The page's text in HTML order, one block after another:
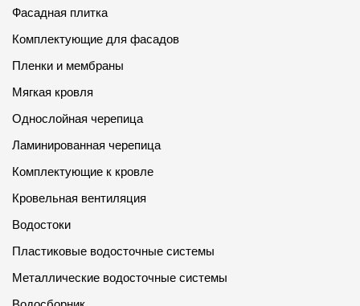
B2B
Кемеровская область
Где купить?
Контакты
8 800 100 71 45site@docke.ru
Фасадная плитка
Комплектующие для фасадов
Пленки и мембраны
Мягкая кровля
Однослойная черепица
Ламинированная черепица
Комплектующие к кровле
Кровельная вентиляция
Водостоки
Пластиковые водосточные системы
Металлические водосточные системы